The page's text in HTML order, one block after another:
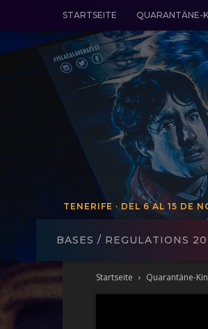
STARTSEITE QUARANTÄNE-
TENERIFE · DEL 6 AL 15 DE
BASES / REGULATIONS
Startseite Quarantäne-